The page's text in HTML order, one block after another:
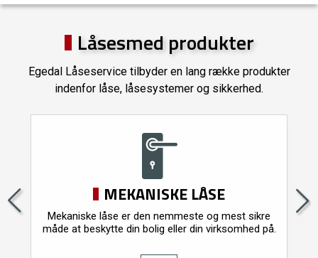
Låsesmed produkter
Egedal Låseservice tilbyder en lang række produkter
indenfor låse, låsesystemer og sikkerhed.
MEKANISKE LÅSE
Mekaniske låse er den nemmeste og mest sikre
måde at beskytte din bolig eller din virksomhed på.